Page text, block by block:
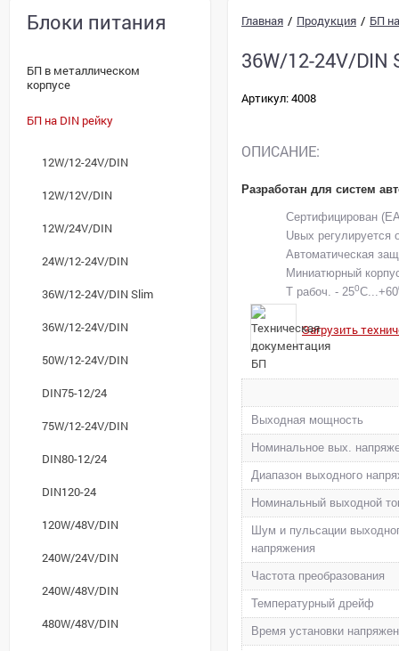
Блоки питания
БП в металлическом
корпусе
БП на DIN рейку
12W/12-24V/DIN
12W/12V/DIN
12W/24V/DIN
24W/12-24V/DIN
36W/12-24V/DIN Slim
36W/12-24V/DIN
50W/12-24V/DIN
DIN75-12/24
75W/12-24V/DIN
DIN80-12/24
DIN120-24
120W/48V/DIN
240W/24V/DIN
240W/48V/DIN
480W/48V/DIN
Главная / Продукция / БП
36W/12-24V/DIN
Артикул: 4008
ОПИСАНИЕ:
Разработан для систем
Сертифицирован
Uвых регулируется
Автоматическая
Миниатюрный
Т рабоч. - 250C...+60
Загрузить
Выходная мощность
Номинальное вых.
Диапазон выходного
Номинальный выходной
Шум и пульсации
напряжения
Частота преобразования
Температурный дрейф
Время установки